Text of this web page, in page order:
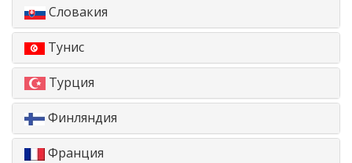
Словакия
Тунис
Турция
Финляндия
Франция